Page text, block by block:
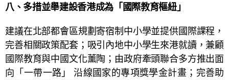
八、 多措並舉建設香港成為「國際教育樞紐」
建議在北部都會區規劃寄宿制中小學並提供國際課程，
完善相關政策配套；吸引內地中小學生來港就讀，兼顧
國際教育與中國文化薰陶；由政府牽頭聯合多方推出面
向「一帶一路」 沿線國家的專項獎學金計畫；完善助